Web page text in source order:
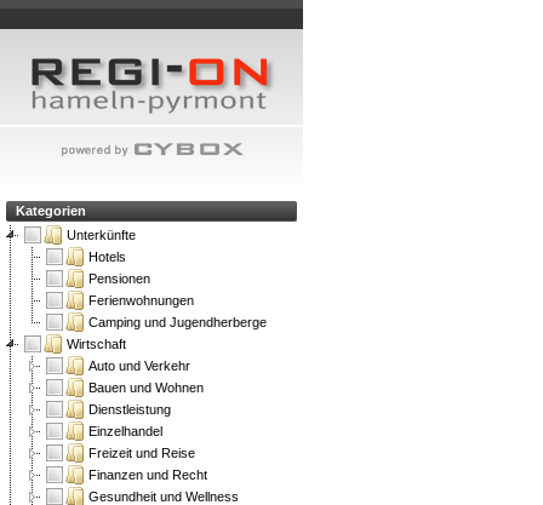
Kategorien
Unterkünfte
Hotels
Pensionen
Ferienwohnungen
Camping und Jugendherberge
Wirtschaft
Auto und Verkehr
Bauen und Wohnen
Dienstleistung
Einzelhandel
Freizeit und Reise
Finanzen und Recht
Gesundheit und Wellness